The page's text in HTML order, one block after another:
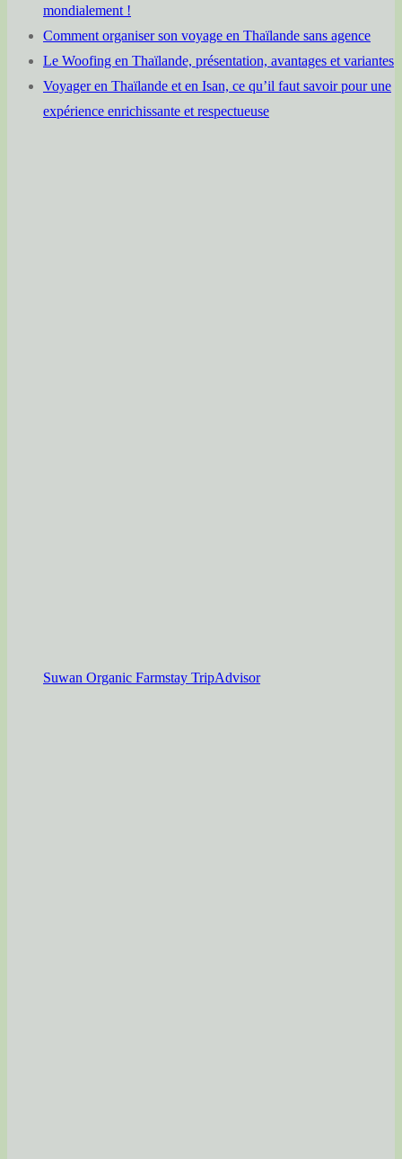
mondialement !
Comment organiser son voyage en Thaïlande sans agence
Le Woofing en Thaïlande, présentation, avantages et variantes
Voyager en Thaïlande et en Isan, ce qu’il faut savoir pour une
expérience enrichissante et respectueuse
Suwan Organic Farmstay TripAdvisor